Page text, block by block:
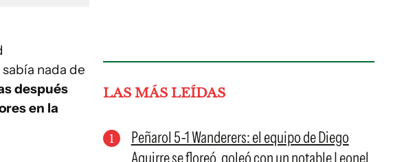
nada de
después
en la
LAS MÁS LEÍDAS
Peñarol 5-1 Wanderers: el equipo de Diego
Aguirre se floreó, goleó con un notable Leonel